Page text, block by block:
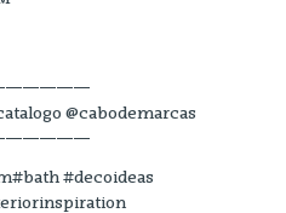
@cabodemarcas
#decoideas